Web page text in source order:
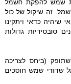
שמש להפקת חשמל
זה שיקול של כול
שיהיה כדאי ויתקינו
סובסידיות גדולות
(ביחס לצריכה
שדודי שמש חוסכים